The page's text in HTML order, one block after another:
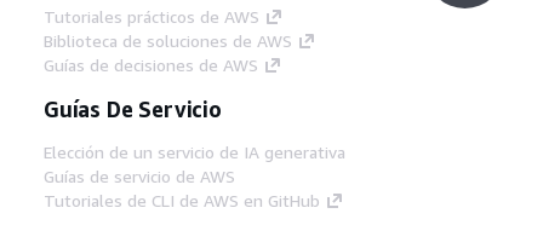
Tutoriales prácticos de AWS
Biblioteca de soluciones de AWS
Guías de decisiones de AWS
Guías De Servicio
Elección de un servicio de IA generativa
Guías de servicio de AWS
Tutoriales de CLI de AWS en GitHub